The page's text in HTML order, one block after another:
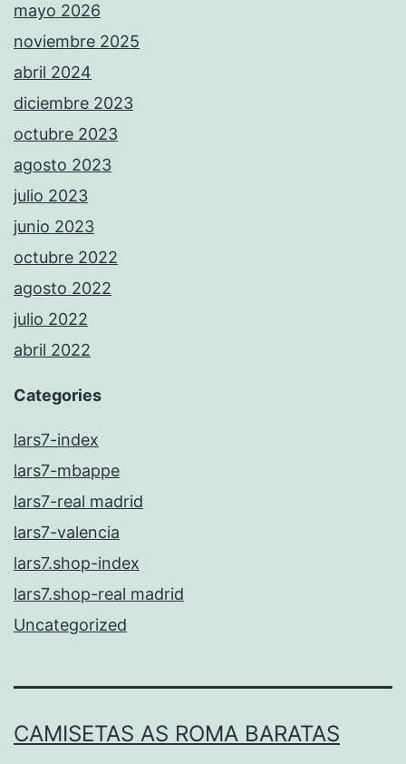
mayo 2026
noviembre 2025
abril 2024
diciembre 2023
octubre 2023
agosto 2023
julio 2023
junio 2023
octubre 2022
agosto 2022
julio 2022
abril 2022
Categories
lars7-index
lars7-mbappe
lars7-real madrid
lars7-valencia
lars7.shop-index
lars7.shop-real madrid
Uncategorized
CAMISETAS AS ROMA BARATAS